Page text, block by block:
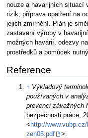
na
navigaci
na
vyhledávání
nouze a havarijních situací
rizik; příprava opatření na
jejich zmírnění. Plán je
zastavení výroby v
možných havárií, odezvy
prostředků a pomůcek
Reference
↑ Výkladový
používaných v
prevenci závažných
bezpečnosti práce,
< http://
zen05.pdf
>.